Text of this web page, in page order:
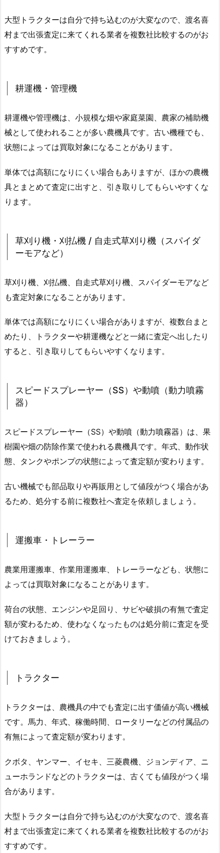
大型トラクターは自分で持ち込むのが大変なので、渡名喜
村まで出張査定に来てくれる業者を複数社比較するのがお
すすめです。
耕運機・管理機
耕運機や管理機は、小規模な畑や家庭菜園、農家の補助機
械として使われることが多い農機具です。古い機種でも、
状態によっては買取対象になることがあります。
単体では高額になりにくい場合もありますが、ほかの農機
具とまとめて査定に出すと、引き取りしてもらいやすくな
ります。
草刈り機・刈払機 / 自走式草刈り機（スパイダ
ーモアなど）
草刈り機、刈払機、自走式草刈り機、スパイダーモアなど
も査定対象になることがあります。
単体では高額になりにくい場合がありますが、複数台まと
めたり、トラクターや耕運機などと一緒に査定へ出したり
すると、引き取りしてもらいやすくなります。
スピードスプレーヤー（SS）や動噴（動力噴霧
器）
スピードスプレーヤー（SS）や動噴（動力噴霧器）は、果
樹園や畑の防除作業で使われる農機具です。年式、動作状
態、タンクやポンプの状態によって査定額が変わります。
古い機械でも部品取りや再販用として値段がつく場合があ
るため、処分する前に複数社へ査定を依頼しましょう。
運搬車・トレーラー
農業用運搬車、作業用運搬車、トレーラーなども、状態に
よっては買取対象になることがあります。
荷台の状態、エンジンや足回り、サビや破損の有無で査定
額が変わるため、使わなくなったものは処分前に査定を受
けておきましょう。
トラクター
トラクターは、農機具の中でも査定に出す価値が高い機械
です。馬力、年式、稼働時間、ロータリーなどの付属品の
有無によって査定額が変わります。
クボタ、ヤンマー、イセキ、三菱農機、ジョンディア、ニ
ューホランドなどのトラクターは、古くても値段がつく場
合があります。
大型トラクターは自分で持ち込むのが大変なので、渡名喜
村まで出張査定に来てくれる業者を複数社比較するのがお
すすめです。